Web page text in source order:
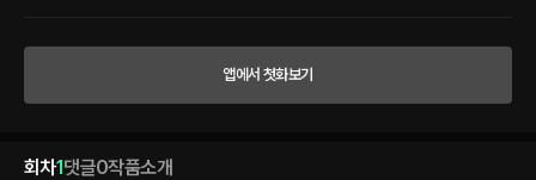
앱에서 첫화보기
회차1댓글0작품소개